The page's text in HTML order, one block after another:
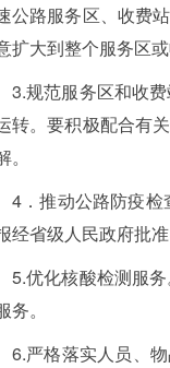
公路服务区、收费
扩大到整个服务区
3.规范服务区和收
转。要积极配合有
4．推动公路防疫
经省级人民政府批
5.优化核酸检测服
务。
6.严格落实人员、